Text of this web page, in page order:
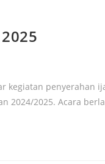
kegiatan penyerahan
2024/2025. Acara